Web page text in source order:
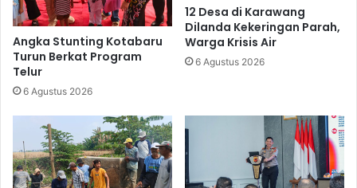
Angka Stunting Kotabaru
Turun Berkat Program
Telur
6 Agustus 2026
12 Desa di Karawang
Dilanda Kekeringan Parah,
Warga Krisis Air
6 Agustus 2026